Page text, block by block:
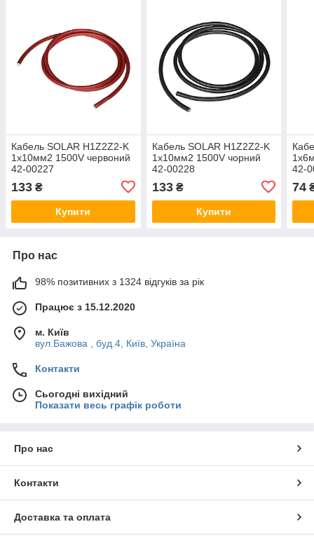
Кабель SOLAR H1Z2Z2-K
1x10мм2 1500V червоний
42-00227
133 ₴
Купити
Кабель SOLAR H1Z2Z2-K
1x10мм2 1500V чорний
42-00228
133₴
Купити
42-
74
Про нас
98% позитивних з 1324 відгуків за рік
Працює з 15.12.2020
м. Київ
вул.Бажова , буд.4, Київ, Україна
Контакти
Сьогодні вихідний
Показати весь графік роботи
Про нас
Контакти
Доставка та оплата